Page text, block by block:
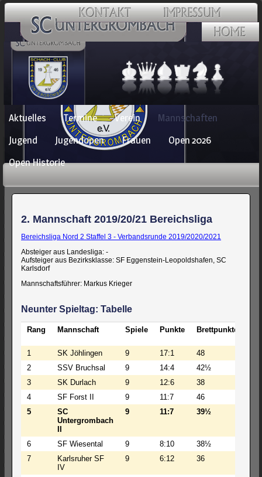
Navigation
überspringen
Aktuelles Termine Verein
Mannschaften
Jugend
Jugendopen Frauen
Open 2026
Open Historie
2. Mannschaft 2019/20/21 Bereichsliga
Bereichsliga Nord 2 Staffel 3 - Verbandsrunde 2019/2020/2021
Absteiger aus Landesliga: -
Aufsteiger aus Bezirksklasse: SF Eggenstein-Leopoldshafen, SC
Karlsdorf
Mannschaftsführer: Markus Krieger
Neunter Spieltag: Tabelle
Rang Mannschaft Spiele Punkte Brettpunkte
1 SK Jöhlingen 9 17:1 48
2
SSV Bruchsal 9 14:4 42½
3
SK Durlach 9 12:6 38
4
SF Forst II 9 11:7 46
5
SC
Untergrombach
9 11:7 39½
6 SF Wiesental 9 8:10 38½
7
Karlsruher SF
IV
9 6:12 36